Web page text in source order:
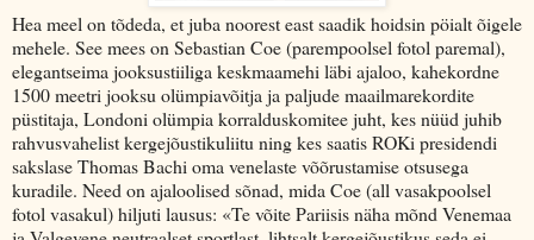
Hea meel on tõdeda, et juba noorest east saadik hoidsin pöialt õigele
mehele. See mees on Sebastian Coe (parempoolsel fotol paremal),
elegantseima jooksustiiliga keskmaamehi läbi ajaloo, kahekordne
1500 meetri jooksu olümpiavõitja ja paljude maailmarekordite
püstitaja, Londoni olümpia korralduskomitee juht, kes nüüd juhib
rahvusvahelist kergejõustikuliitu ning kes saatis ROKi presidendi
sakslase Thomas Bachi oma venelaste võõrustamise otsusega
kuradile. Need on ajaloolised sõnad, mida Coe (all vasakpoolsel
fotol vasakul) hiljuti lausus: «Te võite Pariisis näha mõnd Venemaa